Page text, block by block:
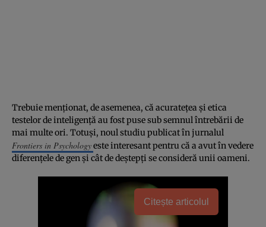
Trebuie menționat, de asemenea, că acuratețea și etica
testelor de inteligență au fost puse sub semnul întrebării de
mai multe ori. Totuși, noul studiu publicat în jurnalul
Frontiers in Psychologyeste interesant pentru că a avut în vedere
diferențele de gen și cât de deștepți se consideră unii oameni.
Citește articolul